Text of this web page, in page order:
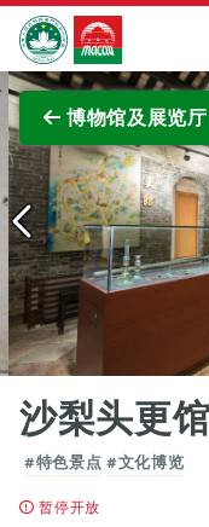
跳至主内容
澳门特别行政区政府
博物馆及展览厅
沙梨头更馆
#特色景点 #文化博览
暂停开放